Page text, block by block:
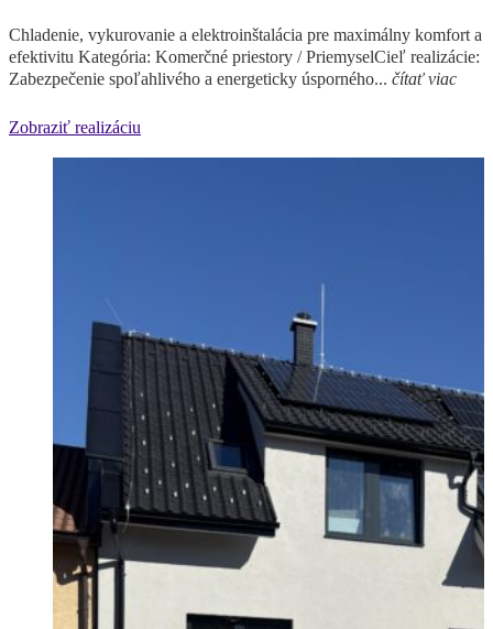
Chladenie, vykurovanie a elektroinštalácia pre maximálny komfort a
efektivitu Kategória: Komerčné priestory / PriemyselCieľ realizácie:
Zabezpečenie spoľahlivého a energeticky úsporného... čítať viac
Zobraziť realizáciu